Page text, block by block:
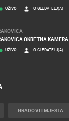
UŽIVO 0 GLEDATELJ(A)
OKRETNA KAMERA
UŽIVO 0 GLEDATELJ(A)
GRADOVI I MJESTA